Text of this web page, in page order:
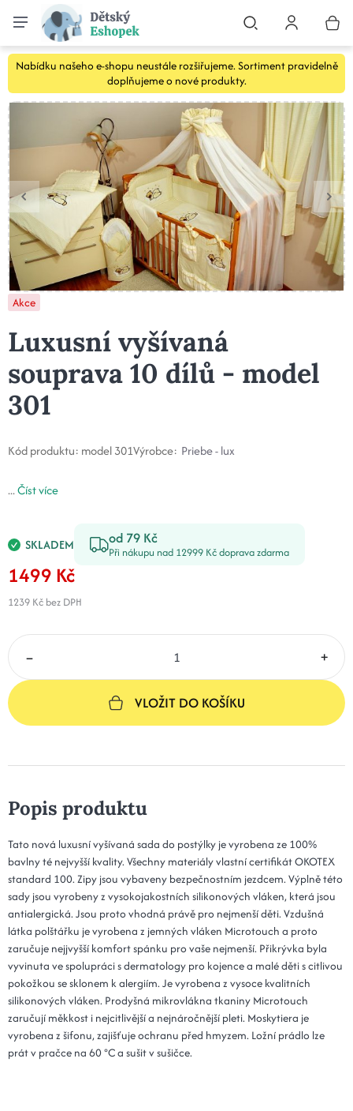
Nabídku našeho e-shopu neustále rozšiřujeme. Sortiment pravidelně
doplňujeme o nové produkty.
Akce
Luxusní vyšívaná
souprava 10 dílů - model
301
Kód produktu: model 301Výrobce: Priebe - lux
...Číst více
SKLADEM od 79 Kč
Při nákupu nad 12999 Kč doprava zdarma
1499 Kč
1239 Kč bez DPH
– +
VLOŽIT DO KOŠÍKU
Popis produktu
Tato nová luxusní vyšívaná sada do postýlky je vyrobena ze 100%
bavlny té nejvyšší kvality. Všechny materiály vlastní certifikát OKOTEX
standard 100. Zipy jsou vybaveny bezpečnostním jezdcem. Výplně této
sady jsou vyrobeny z vysokojakostních silikonových vláken, která jsou
antialergická. Jsou proto vhodná právě pro nejmenší děti. Vzdušná
látka polštářku je vyrobena z jemných vláken Microtouch a proto
zaručuje nejjvyšší komfort spánku pro vaše nejmenší. Přikrývka byla
vyvinuta ve spolupráci s dermatology pro kojence a malé děti s citlivou
pokožkou se sklonem k alergiím. Je vyrobena z vysoce kvalitních
silikonových vláken. Prodyšná mikrovlákna tkaniny Microtouch
zaručují měkkost i nejcitlivější a nejnáročnější pleti. Moskytiera je
vyrobena z šifonu, zajišťuje ochranu před hmyzem. Ložní prádlo lze
prát v pračce na 60 °C a sušit v sušičce.